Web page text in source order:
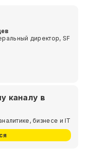
директор, SF
каналу в
бизнесе и IT